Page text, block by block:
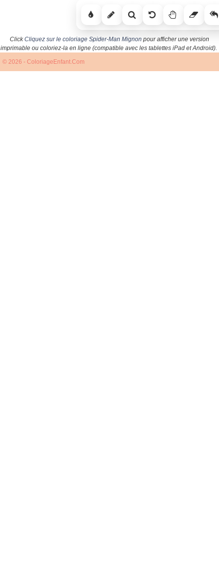
ClickCliquez sur le coloriage Spider-Man Mignon pour afficher une version
imprimable ou coloriez-la en ligne (compatible avec les tablettes iPad et Android).
© 2026 - ColoriageEnfant.Com